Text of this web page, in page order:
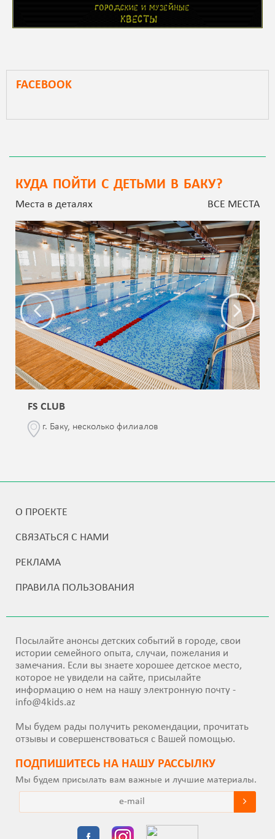
FACEBOOK
КУДА ПОЙТИ С ДЕТЬМИ В БАКУ?
Места в деталях ВСЕ МЕСТА
FS CLUB
г. Баку, несколько филиалов
О ПРОЕКТЕ
СВЯЗАТЬСЯ С НАМИ
РЕКЛАМА
ПРАВИЛА ПОЛЬЗОВАНИЯ
Посылайте анонсы детских событий в городе, свои
истории семейного опыта, случаи, пожелания и
замечания. Если вы знаете хорошее детское место,
которое не увидели на сайте, присылайте
информацию о нем на нашу электронную почту -
info@4kids.az
Мы будем рады получить рекомендации, прочитать
отзывы и совершенствоваться с Вашей помощью.
ПОДПИШИТEСЬ НА НАШУ РАССЫЛКУ
Мы будем присылать вам важные и лучшие материалы.